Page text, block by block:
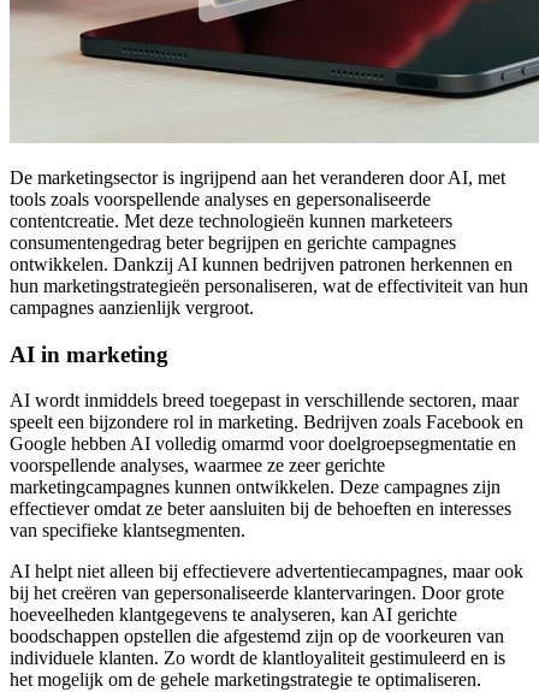
De marketingsector is ingrijpend aan het veranderen door AI, met
tools zoals voorspellende analyses en gepersonaliseerde
contentcreatie. Met deze technologieën kunnen marketeers
consumentengedrag beter begrijpen en gerichte campagnes
ontwikkelen. Dankzij AI kunnen bedrijven patronen herkennen en
hun marketingstrategieën personaliseren, wat de effectiviteit van hun
campagnes aanzienlijk vergroot.
AI in marketing
AI wordt inmiddels breed toegepast in verschillende sectoren, maar
speelt een bijzondere rol in marketing. Bedrijven zoals Facebook en
Google hebben AI volledig omarmd voor doelgroepsegmentatie en
voorspellende analyses, waarmee ze zeer gerichte
marketingcampagnes kunnen ontwikkelen. Deze campagnes zijn
effectiever omdat ze beter aansluiten bij de behoeften en interesses
van specifieke klantsegmenten.
AI helpt niet alleen bij effectievere advertentiecampagnes, maar ook
bij het creëren van gepersonaliseerde klantervaringen. Door grote
hoeveelheden klantgegevens te analyseren, kan AI gerichte
boodschappen opstellen die afgestemd zijn op de voorkeuren van
individuele klanten. Zo wordt de klantloyaliteit gestimuleerd en is
het mogelijk om de gehele marketingstrategie te optimaliseren.